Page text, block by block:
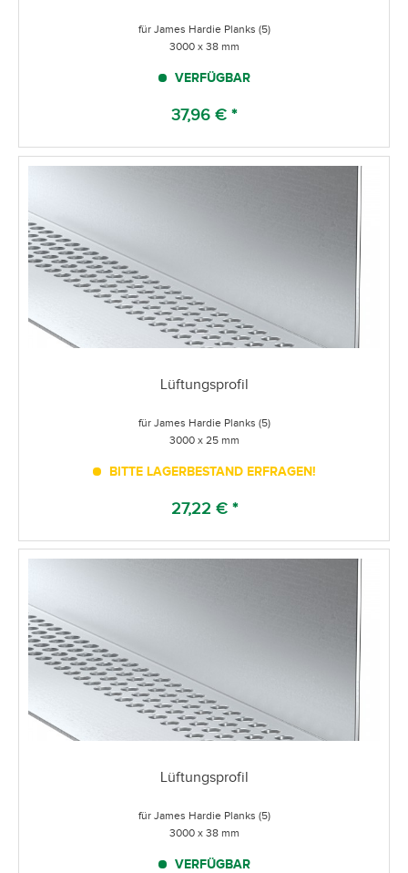
für James Hardie Planks (5)
3000 x 38 mm
VERFÜGBAR
37,96 € *
Lüftungsprofil
für James Hardie Planks (5)
3000 x 25 mm
BITTE LAGERBESTAND ERFRAGEN!
27,22 € *
Lüftungsprofil
für James Hardie Planks (5)
3000 x 38 mm
VERFÜGBAR